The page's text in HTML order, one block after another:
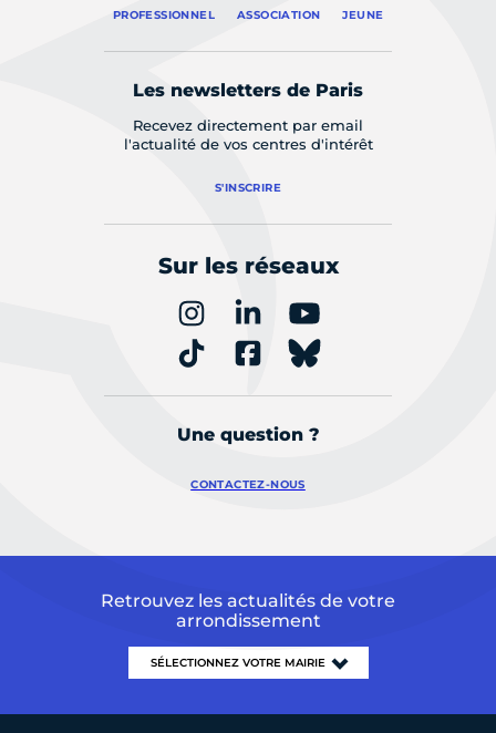
PROFESSIONNEL ASSOCIATION JEUNE
Les newsletters de Paris
Recevez directement par email
l'actualité de vos centres d'intérêt
S'INSCRIRE
Sur les réseaux
Une question ?
CONTACTEZ-NOUS
Retrouvez les actualités de votre
arrondissement